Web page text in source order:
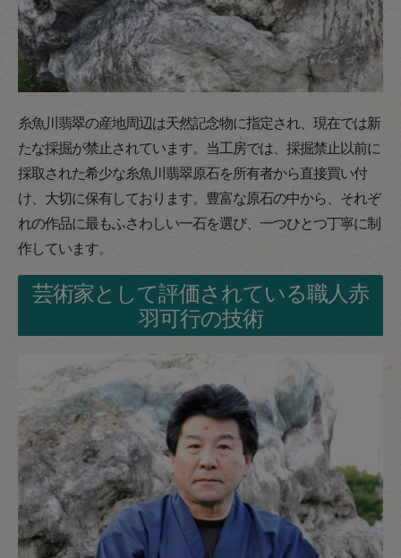
糸魚川翡翠の産地周辺は天然記念物に指定され、現在では新
たな採掘が禁止されています。当工房では、採掘禁止以前に
採取された希少な糸魚川翡翠原石を所有者から直接買い付
け、大切に保有しております。豊富な原石の中から、それぞ
れの作品に最もふさわしい一石を選び、一つひとつ丁寧に制
作しています。
芸術家として評価されている職人赤
羽可行の技術